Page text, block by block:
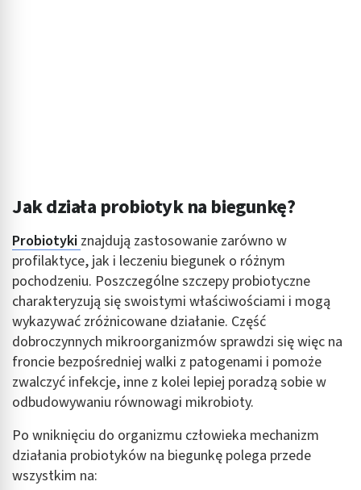
Jak działa probiotyk na biegunkę?
Probiotyki znajdują zastosowanie zarówno w
profilaktyce, jak i leczeniu biegunek o różnym
pochodzeniu. Poszczególne szczepy probiotyczne
charakteryzują się swoistymi właściwościami i mogą
wykazywać zróżnicowane działanie. Część
dobroczynnych mikroorganizmów sprawdzi się więc na
froncie bezpośredniej walki z patogenami i pomoże
zwalczyć infekcje, inne z kolei lepiej poradzą sobie w
odbudowywaniu równowagi mikrobioty.
Po wniknięciu do organizmu człowieka mechanizm
działania probiotyków na biegunkę polega przede
wszystkim na: